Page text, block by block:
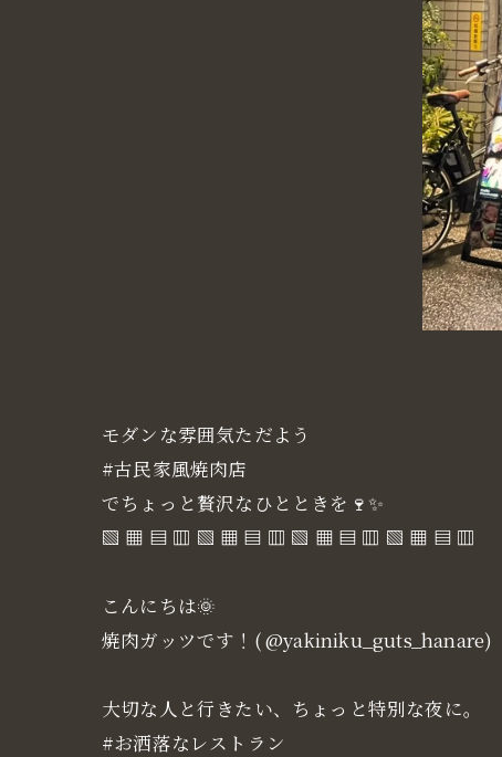
モダンな雰囲気ただよう
#古民家風焼肉店
でちょっと贅沢なひとときを🍷✨
▧ ▦ ▤ ▥ ▧ ▦ ▤ ▥ ▧ ▦ ▤ ▥ ▧ ▦ ▤ ▥
こんにちは🌞
焼肉ガッツです！( @yakiniku_guts_hanare)
大切な人と行きたい、ちょっと特別な夜に。
#お洒落なレストラン